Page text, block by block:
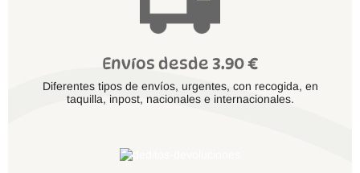
Envíos desde 3.90 €
Diferentes tipos de envíos, urgentes, con recogida, en
taquilla, inpost, nacionales e internacionales.